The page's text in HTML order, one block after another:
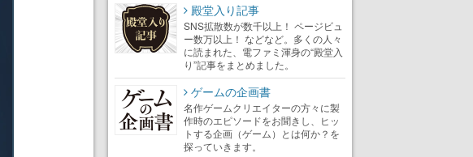
殿堂入り記事
SNS拡散数が数千以上！ ページビュ
ー数万以上！ などなど。多くの人々
に読まれた、電ファミ渾身の“殿堂入
り”記事をまとめました。
ゲームの企画書
名作ゲームクリエイターの方々に製
作時のエピソードをお聞きし、ヒッ
トする企画（ゲーム）とは何か？を
探っていきます。